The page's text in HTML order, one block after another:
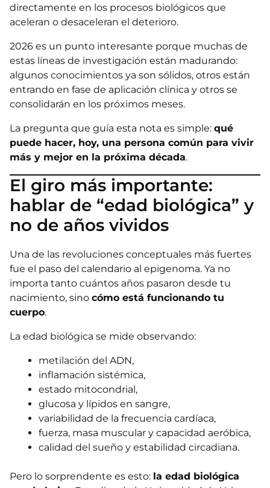
directamente en los procesos biológicos que
aceleran o desaceleran el deterioro.
2026 es un punto interesante porque muchas de
estas líneas de investigación están madurando:
algunos conocimientos ya son sólidos, otros están
entrando en fase de aplicación clínica y otros se
consolidarán en los próximos meses.
La pregunta que guía esta nota es simple: qué
puede hacer, hoy, una persona común para vivir
más y mejor en la próxima década.
El giro más importante:
hablar de “edad biológica” y
no de años vividos
Una de las revoluciones conceptuales más fuertes
fue el paso del calendario al epigenoma. Ya no
importa tanto cuántos años pasaron desde tu
nacimiento, sino cómo está funcionando tu
cuerpo.
La edad biológica se mide observando:
metilación del ADN,
inflamación sistémica,
estado mitocondrial,
glucosa y lípidos en sangre,
variabilidad de la frecuencia cardíaca,
fuerza, masa muscular y capacidad aeróbica,
calidad del sueño y estabilidad circadiana.
Pero lo sorprendente es esto: la edad biológica